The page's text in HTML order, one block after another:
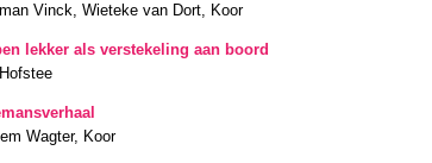
Vinck, Wieteke van Dort, Koor
lekker als verstekeling aan boord
Wagter, Koor